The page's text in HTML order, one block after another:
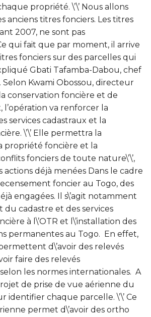
propriété. \’\’ Nous allons
anciens titres fonciers. Les titres
2007, ne sont pas
qui fait que par moment, il arrive
fonciers sur des parcelles qui
Gbati Tafamba-Dabou, chef
Selon Kwami Obossou, directeur
conservation foncière et de
l’opération va renforcer la
services cadastraux et la
\’\’ Elle permettra la
propriété foncière et la
fonciers de toute nature\’\’,
actions déjà menées Dans le cadre
foncier au Togo, des
engagées. Il s\’agit notamment
cadastre et des services
à l\’OTR et l\’installation des
permanentes au Togo. En effet,
d\’avoir des relevés
faire des relevés
les normes internationales. A
de prise de vue aérienne du
identifier chaque parcelle. \’\’ Ce
permet d\’avoir des ortho